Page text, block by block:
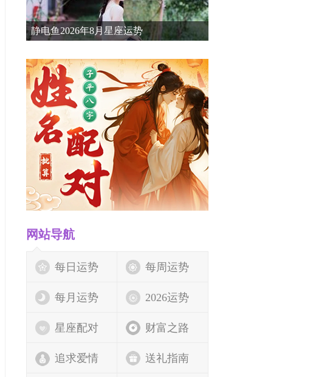
静电鱼2026年8月星座运势
网站导航
每日运势 每周运势
每月运势 2026运势
星座配对 财富之路
追求爱情 送礼指南